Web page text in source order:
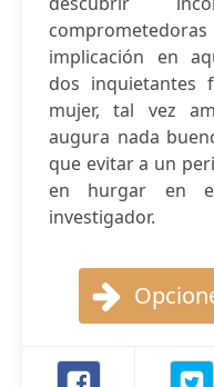
implicación en
dos inquietantes
mujer, tal vez
augura nada
que evitar a un
en hurgar en
investigador.